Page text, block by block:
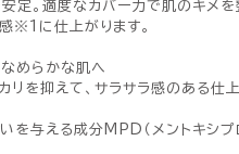
定。適度なカバー力で肌のキメを
※1に仕上がります。
めらかな肌へ
リを抑えて、サラサラ感のある仕
を与える成分MPD（メントキシプ